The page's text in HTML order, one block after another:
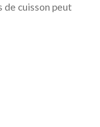
de cuisson peut